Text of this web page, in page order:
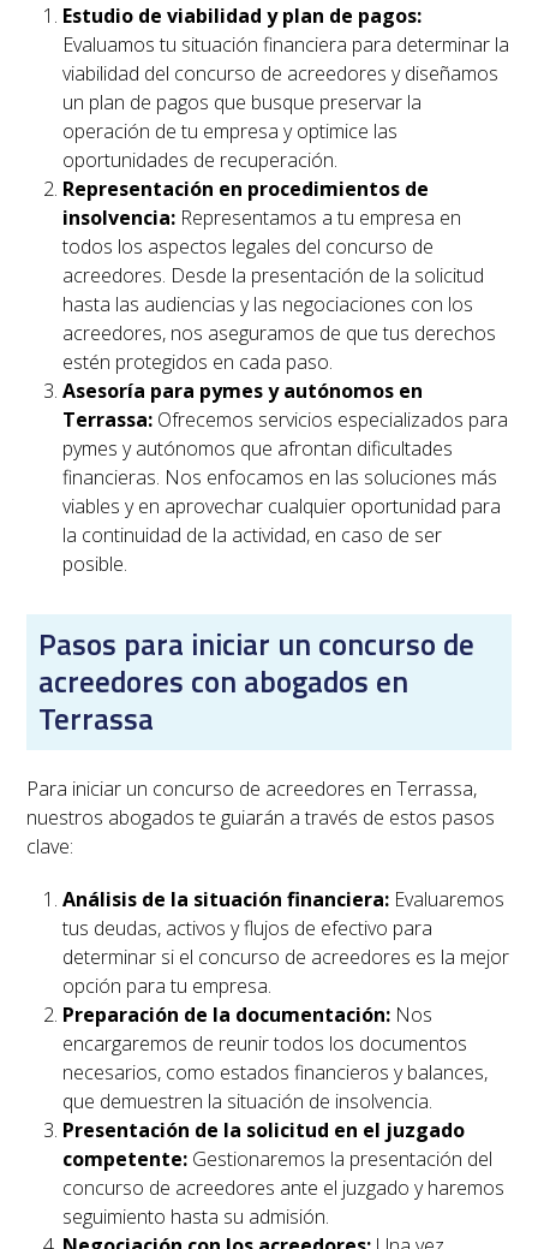
Estudio de viabilidad y plan de pagos:
Evaluamos tu situación financiera para determinar la
viabilidad del concurso de acreedores y diseñamos
un plan de pagos que busque preservar la
operación de tu empresa y optimice las
oportunidades de recuperación.
Representación en procedimientos de
insolvencia: Representamos a tu empresa en
todos los aspectos legales del concurso de
acreedores. Desde la presentación de la solicitud
hasta las audiencias y las negociaciones con los
acreedores, nos aseguramos de que tus derechos
estén protegidos en cada paso.
Asesoría para pymes y autónomos en
Terrassa: Ofrecemos servicios especializados para
pymes y autónomos que afrontan dificultades
financieras. Nos enfocamos en las soluciones más
viables y en aprovechar cualquier oportunidad para
la continuidad de la actividad, en caso de ser
posible.
Pasos para iniciar un concurso de
acreedores con abogados en
Terrassa
Para iniciar un concurso de acreedores enTerrassa,
nuestros abogados te guiarán a través de estos pasos
clave:
Análisis de la situación financiera: Evaluaremos
tus deudas, activos y flujos de efectivo para
determinar si el concurso de acreedores es la mejor
opción para tu empresa.
Preparación de la documentación: Nos
encargaremos de reunir todos los documentos
necesarios, como estados financieros y balances,
que demuestren la situación de insolvencia.
Presentación de la solicitud en el juzgado
competente: Gestionaremos la presentación del
concurso de acreedores ante el juzgado y haremos
seguimiento hasta su admisión.